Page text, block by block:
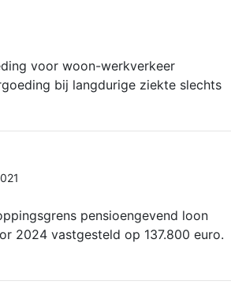
voor woon-werkverkeer
bij langdurige ziekte slechts
pensioengevend loon
2024 vastgesteld op 137.800 euro.